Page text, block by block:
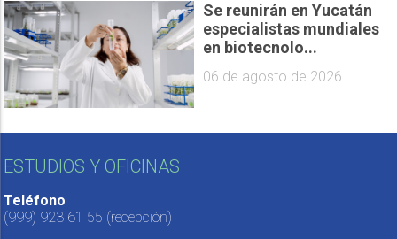
Se reunirán en Yucatán
especialistas mundiales
en biotecnolo...
06 de agosto de 2026
ESTUDIOS Y OFICINAS
Teléfono
(999) 923 61 55 (recepción)